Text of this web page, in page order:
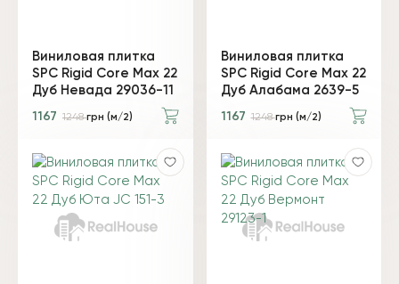
Виниловая плитка
SPC Rigid Core Max 22
Дуб Невада 29036-11
1167 1248грн (м/2)
Виниловая плитка
SPC Rigid Core Max 22
Дуб Алабама 2639-5
1167 1248грн (м/2)